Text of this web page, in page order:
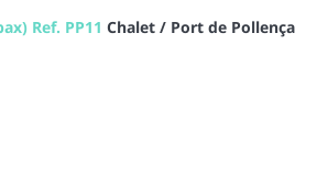
Ref. PP11 Chalet / Port de Pollença